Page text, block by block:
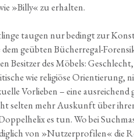
»Bil­ly« zu erhalten.
tau­gen nur bedingt zur
dem geüb­ten Bücher­re­gal-
Besit­zer des Möbels: Geschlecht,
wie reli­giö­se Ori­en­tie­rung,
Vor­lie­ben – eine
sel­ten mehr Aus­kunft über
es tun. Wo bei
von »Nut­zer­pro­fi­len« die